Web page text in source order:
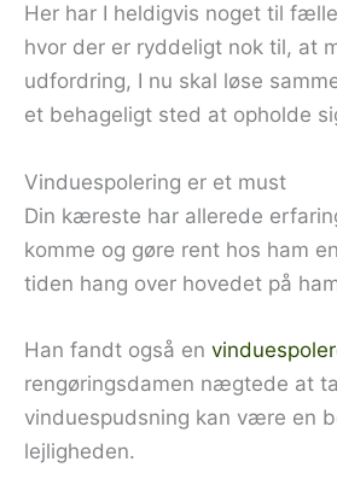
Her har I heldigvis noget til
hvor der er ryddeligt nok til, at
udfordring, I nu skal løse
et behageligt sted at opholde
Vinduespolering er et must
Din kæreste har allerede
komme og gøre rent hos ham
tiden hang over hovedet på
Han fandt også en
rengøringsdamen nægtede at
vinduespudsning kan være en
lejligheden.